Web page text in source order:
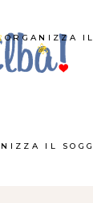
IL
ORGANIZZA IL